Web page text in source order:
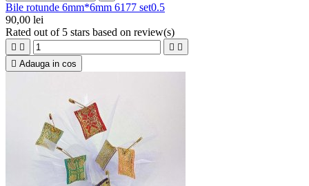
Bile rotunde 6mm*6mm 6177 set0.5
90,00 lei
Rated out of 5 stars based on review(s)
   
 Adauga in cos